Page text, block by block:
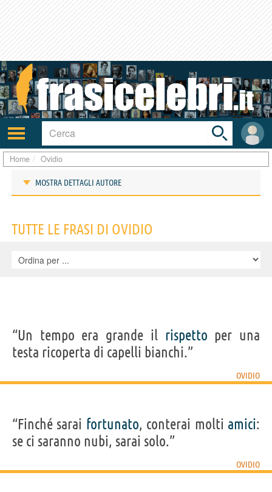
Attiva/disattiva
navigazione
User
area
Toggle
search
bar
Home Ovidio
MOSTRA DETTAGLI AUTORE
IDENTIKIT E DATI ANAGRAFICI
Nome
Publio Ovidio
Cognome Nasone
Pseudonimo
Morto 18 a Tomi (oggi Costanza)
Segno zodiacale Pesci
Acquista libri di Ovidio su
TUTTE LE FRASI DI OVIDIO
“Un tempo era grande il rispetto per una
testa ricoperta di capelli bianchi.”
OVIDIO
“Finché sarai fortunato, conterai molti amici:
se ci saranno nubi, sarai solo.”
OVIDIO